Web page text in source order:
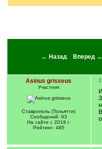
← Назад Вперед →
Asinus grisseus
Участник
Ставрополь (Тольятти)
Сообщений: 93
На сайте с 2019 г.
Рейтинг: 485